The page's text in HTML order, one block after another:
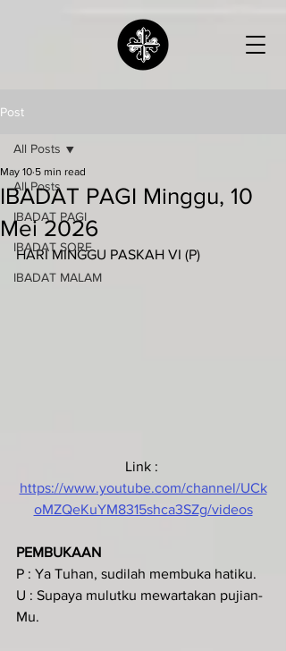
Post
All Posts
IBADAT PAGI
IBADAT SORE
IBADAT MALAM
All Posts
IBADAT PAGI Minggu, 10
Mei 2026
May 10 5 min read
HARI MINGGU PASKAH VI (P)
Link :
https://www.youtube.com/channel/UCk
oMZQeKuYM8315shca3SZg/videos
PEMBUKAAN
P : Ya Tuhan, sudilah membuka hatiku.
U : Supaya mulutku mewartakan pujian-
Mu.